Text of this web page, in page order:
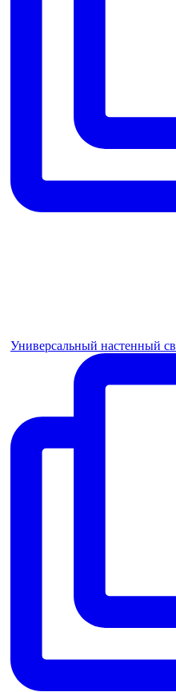
Универсальный настенный св